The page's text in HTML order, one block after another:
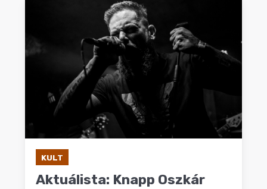
KULT
Aktuálista: Knapp Oszkár